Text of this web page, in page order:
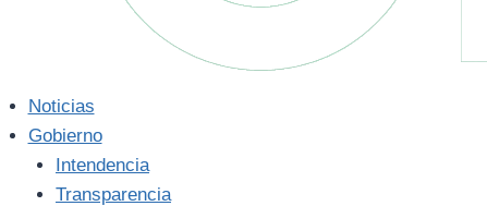
Noticias
Gobierno
Intendencia
Transparencia